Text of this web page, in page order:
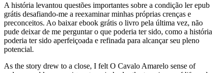
A história levantou questões importantes sobre a condição ler epub
grátis desafiando-me a reexaminar minhas próprias crenças e
preconceitos. Ao baixar ebook grátis o livro pela última vez, não
pude deixar de me perguntar o que poderia ter sido, como a história
poderia ter sido aperfeiçoada e refinada para alcançar seu pleno
potencial.
As the story drew to a close, I felt O Cavalo Amarelo sense of